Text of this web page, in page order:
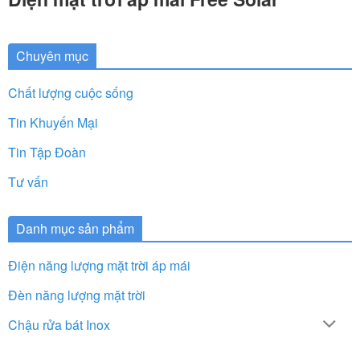
Chuyên mục
Chất lượng cuộc sống
Tin Khuyến Mại
Tin Tập Đoàn
Tư vấn
Danh mục sản phẩm
Điện năng lượng mặt trời áp mái
Đèn năng lượng mặt trời
Chậu rửa bát Inox